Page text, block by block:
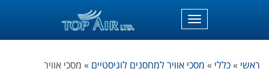
תפריט
ראשי »כללי » מסכי אוויר למחסנים לוגיסטיים » מסכי אוויר